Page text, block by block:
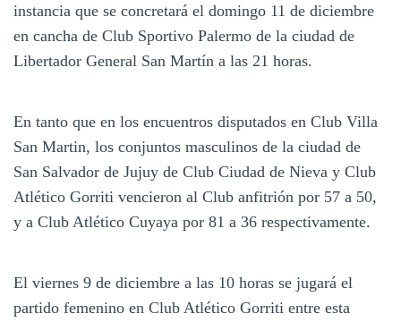
instancia que se concretará el domingo 11 de diciembre
en cancha de Club Sportivo Palermo de la ciudad de
Libertador General San Martín a las 21 horas.
En tanto que en los encuentros disputados en Club Villa
San Martin, los conjuntos masculinos de la ciudad de
San Salvador de Jujuy de Club Ciudad de Nieva y Club
Atlético Gorriti vencieron al Club anfitrión por 57 a 50,
y a Club Atlético Cuyaya por 81 a 36 respectivamente.
El viernes 9 de diciembre a las 10 horas se jugará el
partido femenino en Club Atlético Gorriti entre esta